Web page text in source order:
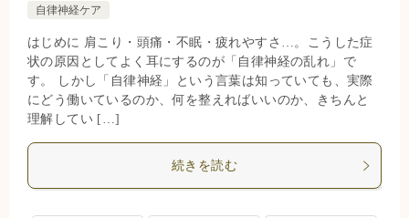
自律神経ケア
はじめに 肩こり・頭痛・不眠・疲れやすさ…。こうした症
状の原因としてよく耳にするのが「自律神経の乱れ」で
す。 しかし「自律神経」という言葉は知っていても、実際
にどう働いているのか、何を整えればいいのか、きちんと
理解してい […]
続きを読む